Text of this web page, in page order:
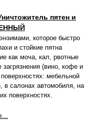
пятен и
которое быстро
и стойкие пятна
как моча, кал, рвотные
загрязнения (вино, кофе и
мебельной
в салонах автомобиля, на
поверхностях.